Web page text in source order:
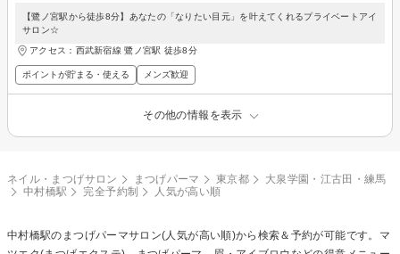
【鷺ノ宮駅から徒歩8分】あなたの「なりたい目元」を叶えてくれるプライベートアイ
サロン☆
アクセス：西武新宿線 鷺ノ宮駅 徒歩8分
ポイントが貯まる・使える メンズ歓迎
その他の情報を表示
ネイル・まつげサロン まつげパーマ 東京都
大泉学園・江古田・練馬
中村橋駅
完全予約制 人気が高い順
中村橋駅の まつげパーマサロン(人気が高い順)から検索＆予約が可能です。マ